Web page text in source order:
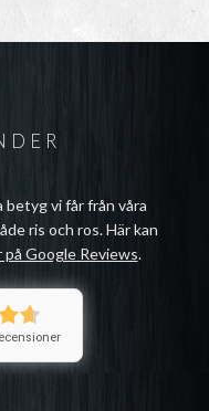
betyg vi får från våra
ris och ros. Här kan
Google Reviews.